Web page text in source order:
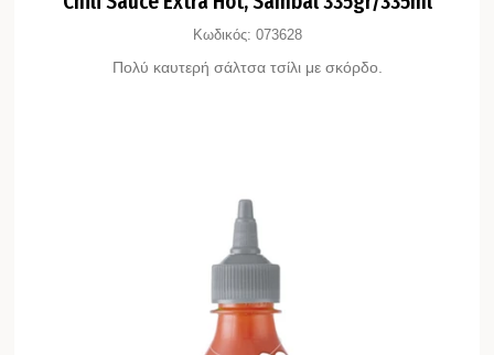
Κωδικός: 073628
Πολύ καυτερή σάλτσα τσίλι με σκόρδο.